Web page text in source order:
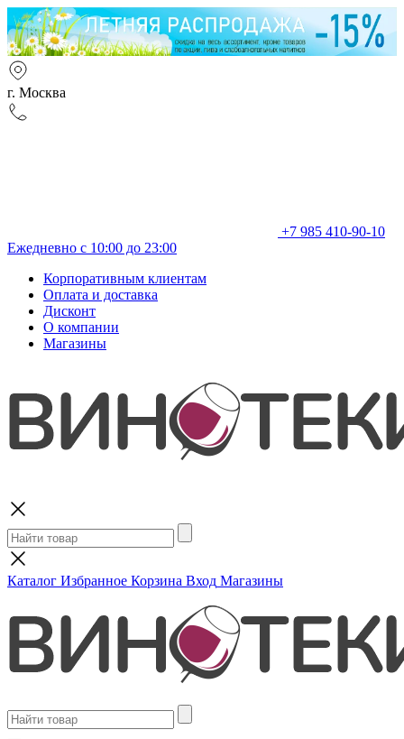
г. Москва
+7 985 410-90-10
Ежедневно с 10:00 до 23:00
Корпоративным клиентам
Оплата и доставка
Дисконт
О компании
Магазины
Каталог Избранное Корзина Вход Магазины